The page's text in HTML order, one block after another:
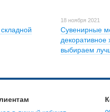
18 ноября 2021
Сувенирные
выбираем